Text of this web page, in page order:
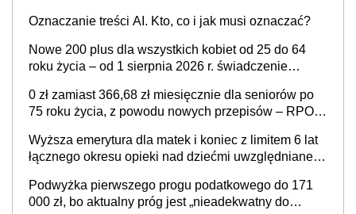
Oznaczanie treści AI. Kto, co i jak musi oznaczać?
Nowe 200 plus dla wszystkich kobiet od 25 do 64
roku życia – od 1 sierpnia 2026 r. świadczenie
0 zł zamiast 366,68 zł miesięcznie dla seniorów po
75 roku życia, z powodu nowych przepisów – RPO
Wyższa emerytura dla matek i koniec z limitem 6 lat
łącznego okresu opieki nad dziećmi uwzględnianego
już w Ministerstwie Rodziny, Pracy i Polityki
Społecznej
Podwyżka pierwszego progu podatkowego do 171
000 zł, bo aktualny próg jest „nieadekwatny do